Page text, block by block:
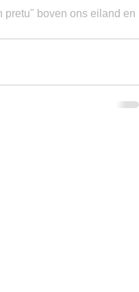
pretu" boven ons eiland en